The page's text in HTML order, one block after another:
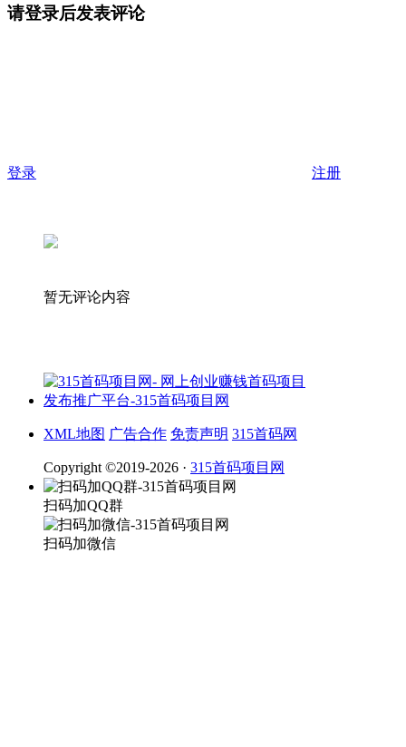
请登录后发表评论
登录 注册
暂无评论内容
XML地图 广告合作 免责声明 315首码网
Copyright ©2019-2026 · 315首码项目网
扫码加QQ群
扫码加微信